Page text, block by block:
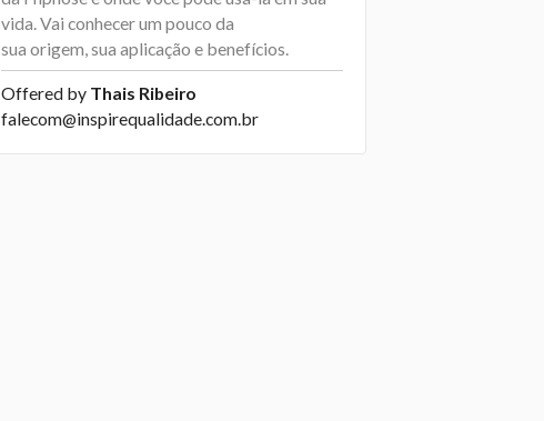
vida. Vai conhecer um pouco da
sua origem, sua aplicação e benefícios.
Offered by Thais Ribeiro
falecom@inspirequalidade.com.br